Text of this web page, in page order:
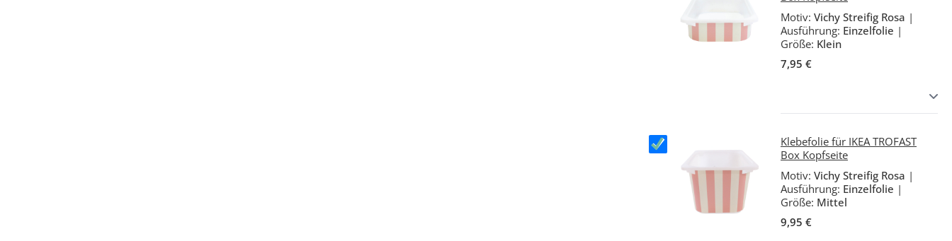
Motiv: Vichy Streifig Rosa |
Ausführung: Einzelfolie |
Größe: Klein
7,95 €
Klebefolie für IKEA TROFAST
Box Kopfseite
Motiv: Vichy Streifig Rosa |
Ausführung: Einzelfolie |
Größe: Mittel
9,95 €